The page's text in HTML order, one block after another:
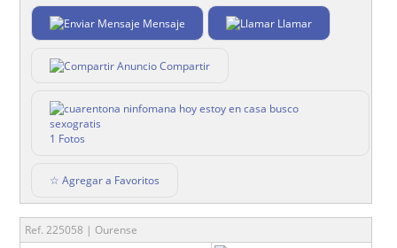
Mensaje Llamar
Compartir
1 Fotos
☆ Agregar a Favoritos
Ref. 225058 | Ourense